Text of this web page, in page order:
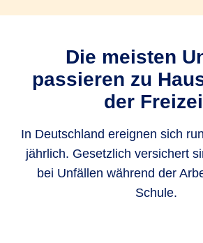
Die meisten
passieren zu
der
In Deutschland ereignen sich
jährlich. Gesetzlich versichert
bei Unfällen während der
Schule.